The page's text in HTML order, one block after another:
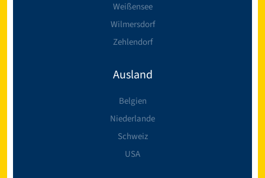
Weißensee
Wilmersdorf
Zehlendorf
Ausland
Belgien
Niederlande
Schweiz
USA